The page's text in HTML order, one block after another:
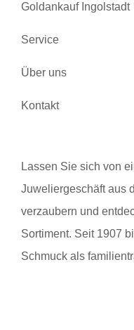
Goldankauf Ingolstadt
Service
Über uns
Kontakt
Lassen Sie sich von
Juweliergeschäft aus
verzaubern und
Sortiment. Seit 1907
Schmuck als